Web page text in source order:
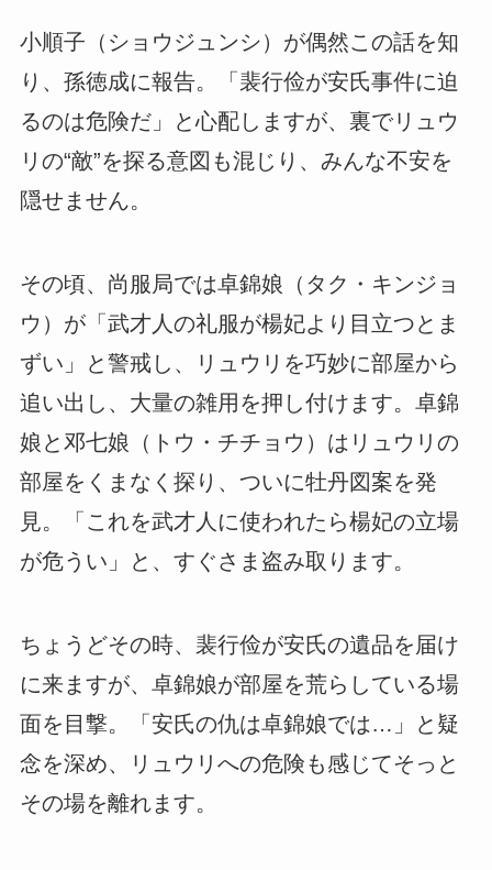
小順子（ショウジュンシ）が偶然この話を知
り、孫徳成に報告。「裴行俭が安氏事件に迫
るのは危険だ」と心配しますが、裏でリュウ
リの“敵”を探る意図も混じり、みんな不安を
隠せません。
その頃、尚服局では卓錦娘（タク・キンジョ
ウ）が「武才人の礼服が楊妃より目立つとま
ずい」と警戒し、リュウリを巧妙に部屋から
追い出し、大量の雑用を押し付けます。卓錦
娘と邓七娘（トウ・チチョウ）はリュウリの
部屋をくまなく探り、ついに牡丹図案を発
見。「これを武才人に使われたら楊妃の立場
が危うい」と、すぐさま盗み取ります。
ちょうどその時、裴行俭が安氏の遺品を届け
に来ますが、卓錦娘が部屋を荒らしている場
面を目撃。「安氏の仇は卓錦娘では…」と疑
念を深め、リュウリへの危険も感じてそっと
その場を離れます。